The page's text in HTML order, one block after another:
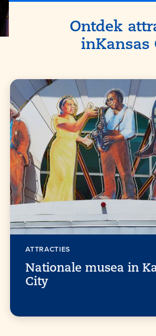
Ontdek
inKansas
ATTRACTIES
Nationale musea in
City